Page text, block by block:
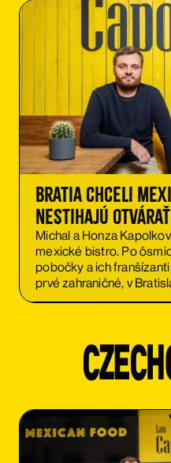
Bratia chceli
nestihajú otvárať
Michal a Honza
mexické bistro. Po
pobočky a ich
prvé zahraničné, v
čoskoro pripojí druhá. A